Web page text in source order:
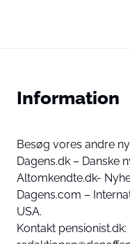
Information
Besøg vores andre
Dagens.dk – Danske
Altomkendte.dk-
Dagens.com –
USA.
Kontakt pensionist.dk: